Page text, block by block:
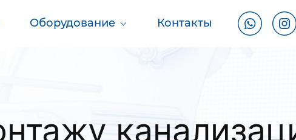
Оборудование Контакты